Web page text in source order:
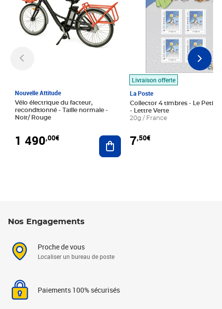
Nouvelle Attitude
Vélo électrique du facteur,
reconditionné - Taille normale -
Noir/ Rouge
1 490,00€ Ajouter au panier
Livraison offerte
La Poste
Collector 4 timbres - Le Petit
- Lettre Verte
20g / France
7,50€
Nos Engagements
Proche de vous
Localiser un bureau de poste
Paiements 100% sécurisés